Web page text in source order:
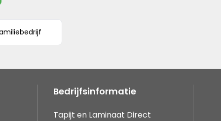
Bedrijfsinformatie
Tapijt en Laminaat Direct